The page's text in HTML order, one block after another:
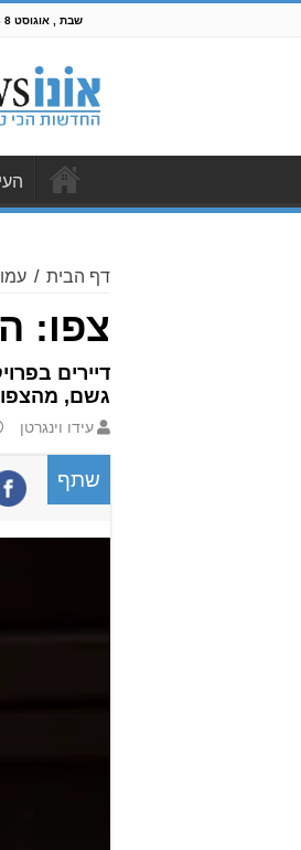
שבת , אוגוסט 8 2026
דף הבית /
צפו:
דיירים
גשם,
עידו וינגרטן
שתף